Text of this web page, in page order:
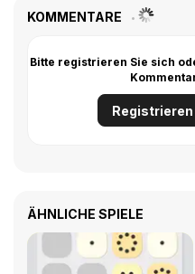
KOMMENTARE
Bitte registrieren Sie sich
Registrieren
ÄHNLICHE SPIELE